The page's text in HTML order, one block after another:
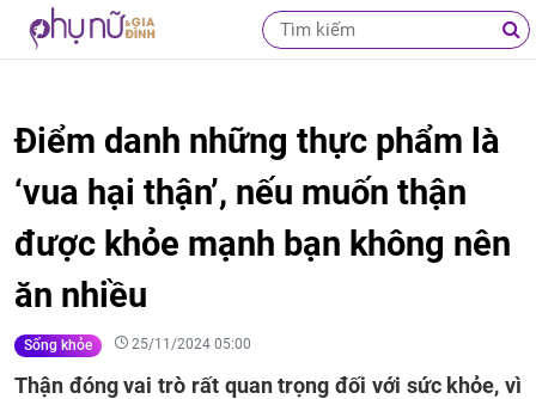
Điểm danh những thực phẩm là
‘vua hại thận’, nếu muốn thận
được khỏe mạnh bạn không nên
ăn nhiều
Sống khỏe 25/11/2024 05:00
Thận đóng vai trò rất quan trọng đối với sức khỏe, vì